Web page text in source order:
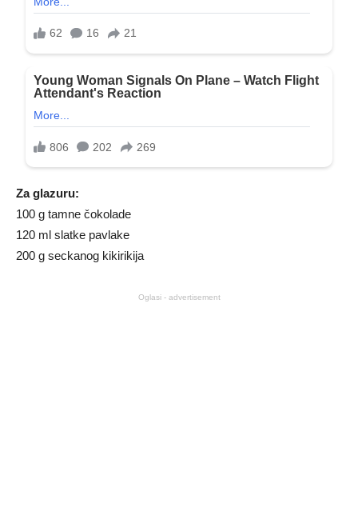
Za glazuru:
100 g tamne čokolade
120 ml slatke pavlake
200 g seckanog kikirikija
Oglasi - advertisement